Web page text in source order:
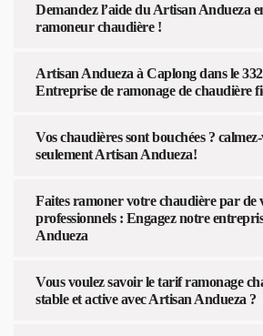
Demandez l’aide du Artisan Andueza
ramoneur chaudière !
Artisan Andueza à Caplong dans le
Entreprise de ramonage de chaudière
Vos chaudières sont bouchées ?
seulement Artisan Andueza!
Faites ramoner votre chaudière par de
professionnels : Engagez notre
Andueza
Vous voulez savoir le tarif ramonage
stable et active avec Artisan Andueza ?